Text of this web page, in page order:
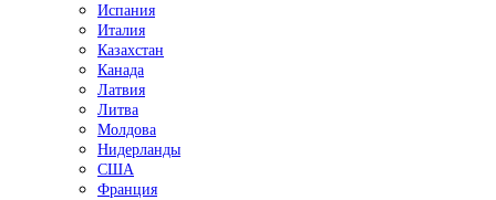
Испания
Италия
Казахстан
Канада
Латвия
Литва
Молдова
Нидерланды
США
Франция